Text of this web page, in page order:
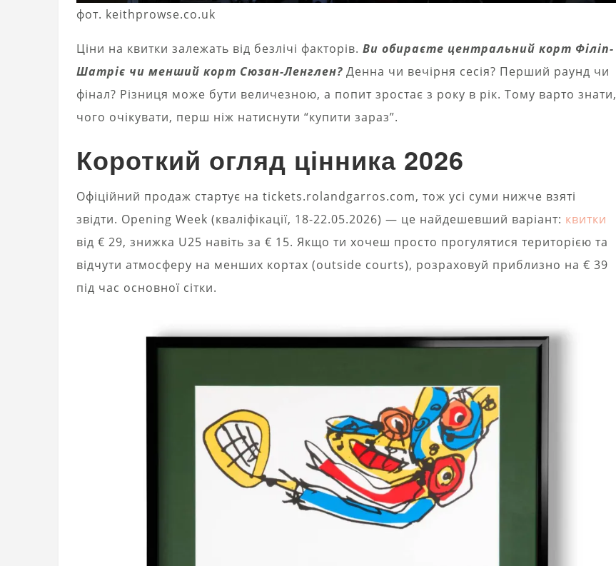
фот. keithprowse.co.uk
Ціни на квитки залежать від безлічі факторів. Ви обираєте центральний корт Філіп-
Шатріє чи менший корт Сюзан-Ленглен? Денна чи вечірня сесія? Перший раунд чи
фінал? Різниця може бути величезною, а попит зростає з року в рік. Тому варто знати,
чого очікувати, перш ніж натиснути “купити зараз”.
Короткий огляд цінника 2026
Офіційний продаж стартує на tickets.rolandgarros.com, тож усі суми нижче взяті
звідти. Opening Week (кваліфікації, 18-22.05.2026) — це найдешевший варіант: квитки
від € 29, знижка U25 навіть за € 15. Якщо ти хочеш просто прогулятися територією та
відчути атмосферу на менших кортах (outside courts), розраховуй приблизно на € 39
під час основної сітки.